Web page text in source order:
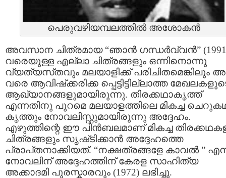
പെരുവഴിയമ്പലത്തില്‍ അശോകന്‍
അവസാന ചിത്രമായ “ഞാന്‍ ഗന്ധര്‍വ്വന്‍”
വരെയുള്ള എല്ലാ ചിത്രങ്ങളും ഒന്നിനൊന്നു
വ്യത്യസ്‌തവും മലയാളിക്ക്‌ പരിചിതമെങ്കിലും
വരെ ആവിഷ്‌ക്കരിക്ക പ്പെട്ടിട്ടില്ലാത്ത
ആഖ്യാനങ്ങളുമായിരുന്നു. തിരക്കഥാകൃത്ത്‌
എന്നതിനു പുറമെ മലയാളത്തിലെ മികച്ച
കൃത്തും നോവലിസ്റ്റുമായിരുന്നു അദ്ദേഹം.
എഴുത്തിന്റെ ഈ പിന്‍ബലമാണ്‌ മികച്ച
ചിത്രങ്ങളും സൃഷ്‌ടിക്കാന്‍ അദ്ദേഹത്തെ
പ്രാപ്‌തനാക്കിയത്‌. “നക്ഷത്രങ്ങളേ കാവല്‍ ”
നോവലിന്‌ അദ്ദേഹത്തിന്‌ കേരള സാഹിത്യ
അക്കാദമി പുരസ്കാരവും (1972) ലഭിച്ചു.